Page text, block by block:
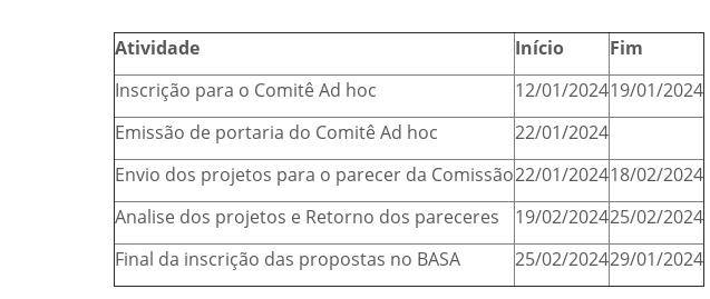
Atividade Início
Fim
Inscrição para o Comitê Ad hoc
12/01/202419/01/2024
Emissão de portaria do Comitê Ad hoc
22/01/2024
Envio dos projetos para o parecer da Comissão22/01/202418/02/2024
Analise dos projetos e Retorno dos pareceres
19/02/202425/02/2024
Final da inscrição das propostas no BASA
25/02/202429/01/2024